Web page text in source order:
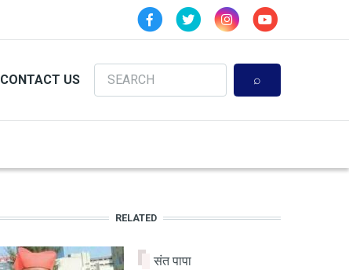
CONTACT US
Search
RELATED
संत पापा